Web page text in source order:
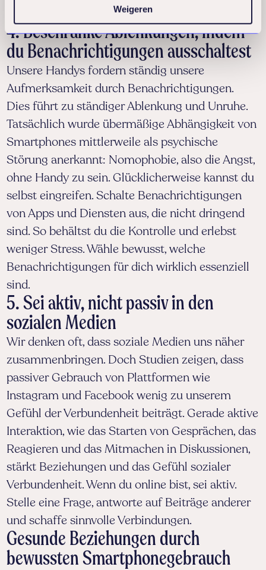
Weigeren
4. Beschränke Ablenkungen, indem
du Benachrichtigungen ausschaltest
Unsere Handys fordern ständig unsere
Aufmerksamkeit durch Benachrichtigungen.
Dies führt zu ständiger Ablenkung und Unruhe.
Tatsächlich wurde übermäßige Abhängigkeit von
Smartphones mittlerweile als psychische
Störung anerkannt: Nomophobie, also die Angst,
ohne Handy zu sein. Glücklicherweise kannst du
selbst eingreifen. Schalte Benachrichtigungen
von Apps und Diensten aus, die nicht dringend
sind. So behältst du die Kontrolle und erlebst
weniger Stress. Wähle bewusst, welche
Benachrichtigungen für dich wirklich essenziell
sind.
5. Sei aktiv, nicht passiv in den
sozialen Medien
Wir denken oft, dass soziale Medien uns näher
zusammenbringen. Doch Studien zeigen, dass
passiver Gebrauch von Plattformen wie
Instagram und Facebook wenig zu unserem
Gefühl der Verbundenheit beiträgt. Gerade aktive
Interaktion, wie das Starten von Gesprächen, das
Reagieren und das Mitmachen in Diskussionen,
stärkt Beziehungen und das Gefühl sozialer
Verbundenheit. Wenn du online bist, sei aktiv.
Stelle eine Frage, antworte auf Beiträge anderer
und schaffe sinnvolle Verbindungen.
Gesunde Beziehungen durch
bewussten Smartphonegebrauch